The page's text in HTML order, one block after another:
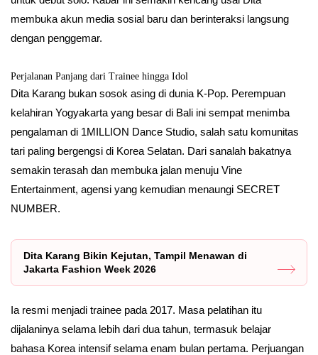
membuka akun media sosial baru dan berinteraksi langsung
dengan penggemar.
Perjalanan Panjang dari Trainee hingga Idol
Dita Karang bukan sosok asing di dunia K-Pop. Perempuan
kelahiran Yogyakarta yang besar di Bali ini sempat menimba
pengalaman di 1MILLION Dance Studio, salah satu komunitas
tari paling bergengsi di Korea Selatan. Dari sanalah bakatnya
semakin terasah dan membuka jalan menuju Vine
Entertainment, agensi yang kemudian menaungi SECRET
NUMBER.
Dita Karang Bikin Kejutan, Tampil Menawan di
Jakarta Fashion Week 2026
Ia resmi menjadi trainee pada 2017. Masa pelatihan itu
dijalaninya selama lebih dari dua tahun, termasuk belajar
bahasa Korea intensif selama enam bulan pertama. Perjuangan